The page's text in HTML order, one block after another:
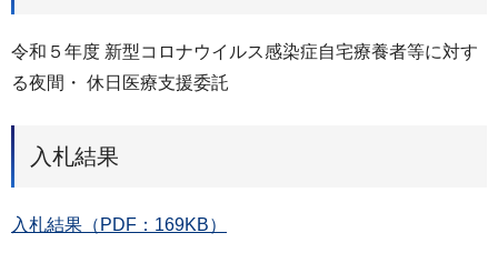
令和５年度 新型コロナウイルス感染症自宅療養者等に対す
る夜間・ 休日医療支援委託
入札結果
入札結果（PDF：169KB）